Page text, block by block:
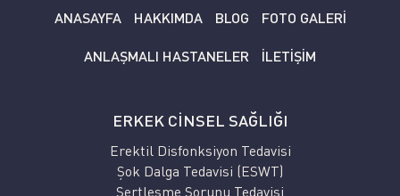
ANASAYFA HAKKIMDA BLOG FOTO GALERİ
ANLAŞMALI HASTANELER İLETİŞİM
ERKEK CİNSEL SAĞLIĞI
Erektil Disfonksiyon Tedavisi
Şok Dalga Tedavisi (ESWT)
Sertleşme Sorunu Tedavisi